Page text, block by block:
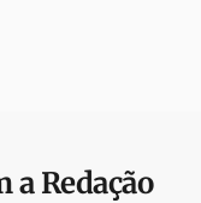
a Redação